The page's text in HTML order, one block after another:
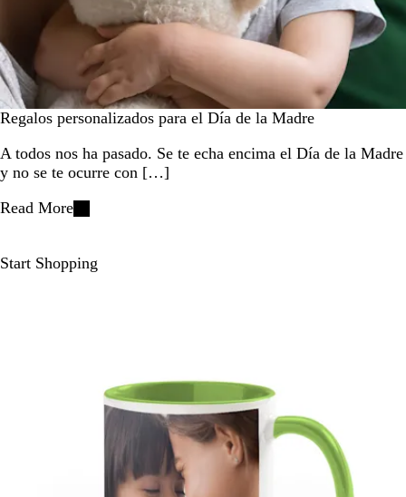
Regalos personalizados para el Día de la Madre
A todos nos ha pasado. Se te echa encima el Día de la Madre
y no se te ocurre con […]
Read More
Start Shopping